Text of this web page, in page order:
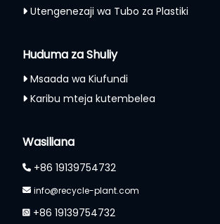
Utengenezaji wa Tubo za Plastiki
Huduma za Shuliy
Msaada wa Kiufundi
Karibu mteja kutembelea
Wasiliana
+86 19139754732
info@recycle-plant.com
+86 19139754732